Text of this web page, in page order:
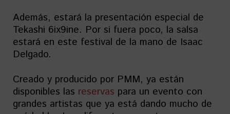
Además, estará la presentación especial de
Tekashi 6ix9ine. Por si fuera poco, la salsa
estará en este festival de la mano de Isaac
Delgado.
Creado y producido por PMM, ya están
disponibles las reservas para un evento con
grandes artistas que ya está dando mucho de